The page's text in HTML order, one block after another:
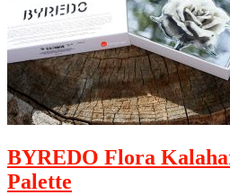
BYREDO Flora
Palette